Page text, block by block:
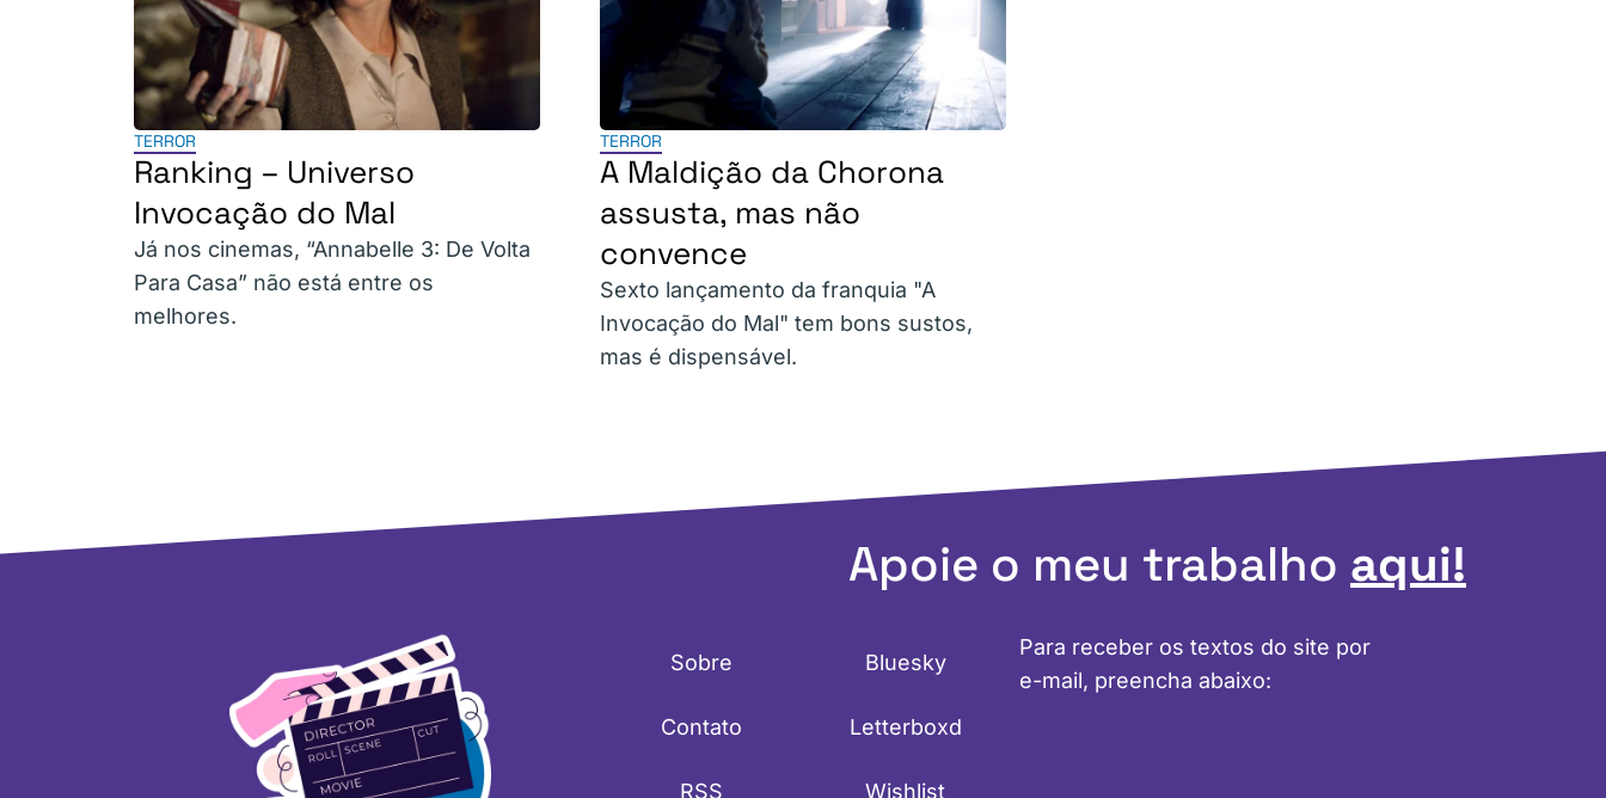
TERROR
Ranking – Universo
Invocação do Mal
Já nos cinemas, “Annabelle 3: De Volta
Para Casa” não está entre os
melhores.
TERROR
A Maldição da Chorona
assusta, mas não
convence
Sexto lançamento da franquia "A
Invocação do Mal" tem bons sustos,
mas é dispensável.
Apoie o meu trabalho aqui!
Sobre
Contato
RSS
Bluesky
Letterboxd
Wishlist
Para receber os textos do site por
e-mail, preencha abaixo: